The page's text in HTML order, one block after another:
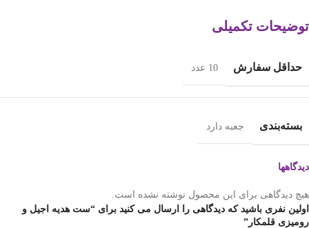
توضیحات تکمیلی
حداقل سفارش 10 عدد
بسته‌بندی جعبه دارد
دیدگاهها
هیچ دیدگاهی برای این محصول نوشته نشده است.
اولین نفری باشید که دیدگاهی را ارسال می کنید برای “ست هدیه اجیل و
رومیزی قلمکار”